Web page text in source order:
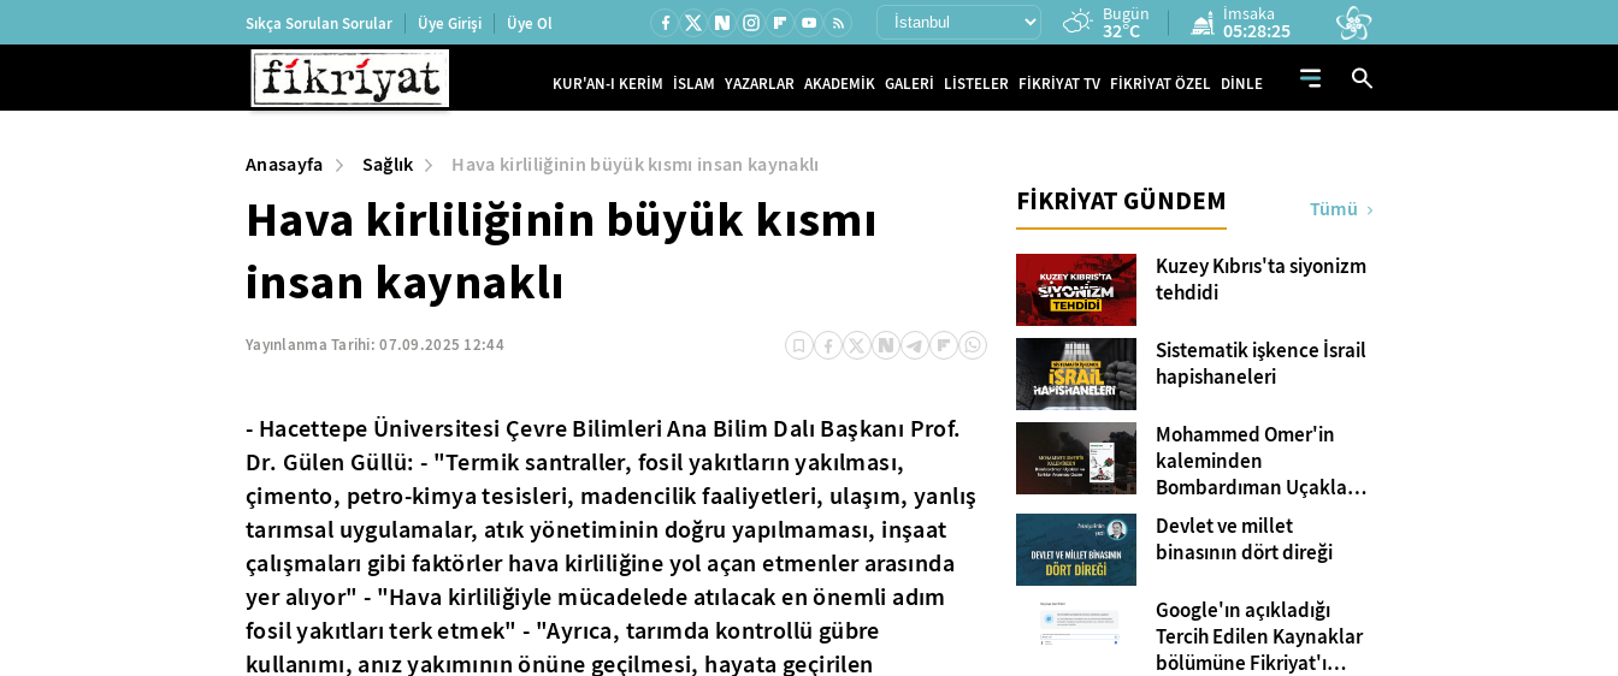
Sıkça Sorulan Sorular Üye Girişi Üye Ol Bugün
32°C
İmsaka
05:28:24
KUR'AN-I KERİM İSLAM YAZARLAR AKADEMİK GALERİ LİSTELER FİKRİYAT TV FİKRİYAT ÖZEL DİNLE
Anasayfa Sağlık Hava kirliliğinin büyük kısmı insan kaynaklı
Hava kirliliğinin büyük kısmı
insan kaynaklı
Yayınlanma Tarihi:07.09.2025 12:44
- Hacettepe Üniversitesi Çevre Bilimleri Ana Bilim Dalı Başkanı Prof.
Dr. Gülen Güllü: - "Termik santraller, fosil yakıtların yakılması,
çimento, petro-kimya tesisleri, madencilik faaliyetleri, ulaşım, yanlış
tarımsal uygulamalar, atık yönetiminin doğru yapılmaması, inşaat
çalışmaları gibi faktörler hava kirliliğine yol açan etmenler arasında
yer alıyor" - "Hava kirliliğiyle mücadelede atılacak en önemli adım
fosil yakıtları terk etmek" - "Ayrıca, tarımda kontrollü gübre
kullanımı, anız yakımının önüne geçilmesi, hayata geçirilen
FİKRİYAT GÜNDEM Tümü
Kuzey Kıbrıs'ta siyonizm
tehdidi
Sistematik işkence İsrail
hapishaneleri
Mohammed Omer'in
kaleminden
Bombardıman Uçakları
ve Tanklar Arasında
Gazze
Devlet ve millet
binasının dört direği
Google'ın açıkladığı
Tercih Edilen Kaynaklar
bölümüne Fikriyat'ı